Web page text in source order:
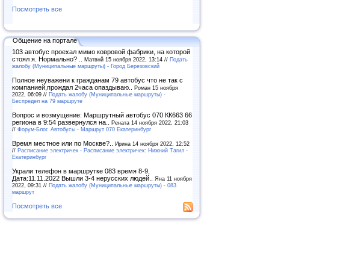
Посмотреть все
Общение на портале
103 автобус проехал мимо ковровой фабрики, на которой
стоял я. Нормально? .. Матвнй 15 ноября 2022, 13:14 // Подать
жалобу (Муниципальные маршруты) - Город Березовский
Полное неуважени к гражданам 79 автобус что не так с
компанией,прождал 2часа опаздываю.. Роман 15 ноября
2022, 06:09 // Подать жалобу (Муниципальные маршруты) -
Беспредел на 79 маршруте
Вопрос и возмущение: Маршрутный автобус 070 КК663 66
региона в 9:54 развернулся на.. Рената 14 ноября 2022, 21:03
// Форум-Блог. Автобусы - Маршрут 070 Екатеринбург
Время местное или по Москве?.. Ирина 14 ноября 2022, 12:52
// Расписание электричек - Расписание электричек: Нижний Тагил -
Екатеринбург
Украли телефон в маршрутке 083 время 8-9,
Дата:11.11.2022 Вышли 3-4 нерусских людей.. Яна 11 ноября
2022, 09:31 // Подать жалобу (Муниципальные маршруты) - 083
маршрут
Посмотреть все